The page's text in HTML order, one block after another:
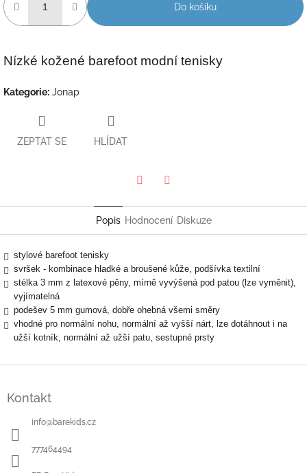
Do košíku
Nízké kožené barefoot modní tenisky
Kategorie: Jonap
ZEPTAT SE HLÍDAT
Popis Hodnocení Diskuze
stylové barefoot tenisky
svršek - kombinace hladké a broušené kůže, podšívka textilní
stélka 3 mm z latexové pěny, mírně vyvýšená pod patou (lze vyměnit),
vyjímatelná
podešev 5 mm gumová, dobře ohebná všemi směry
vhodné pro normální nohu, normální až vyšší nárt, lze dotáhnout i na
užší kotník, normální až užší patu, sestupné prsty
Kontakt
info@barekids.cz
777464494